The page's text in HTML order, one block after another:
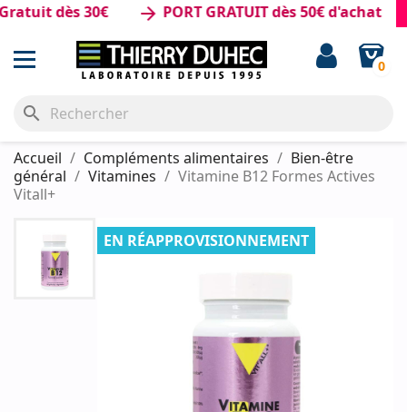
dès 30€ PORT GRATUIT dès 50€ d'achat
0
search
Accueil Compléments alimentaires
Bien-être
général
Vitamines
Vitamine B12 Formes Actives
Vitall+
EN RÉAPPROVISIONNEMENT